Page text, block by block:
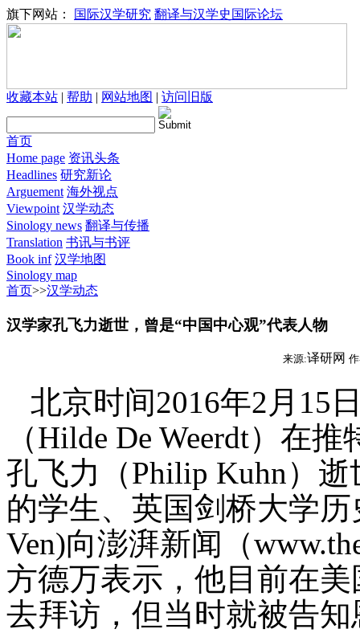
旗下网站： 国际汉学研究 翻译与汉学史国际论坛
收藏本站 | 帮助 | 网站地图 | 访问旧版
首页
Home page 资讯头条
Headlines 研究新论
Arguement 海外视点
Viewpoint 汉学动态
Sinology news 翻译与传播
Translation 书讯与书评
Book inf 汉学地图
Sinology map
首页>>汉学动态
汉学家孔飞力逝世，曾是“中国中心观”代表人物
来源:译研网
北京时间2016年2月15
（Hilde De Weerdt）在
孔飞力（Philip Kuhn）
的学生、英国剑桥大学历
Ven)向澎湃新闻（
方德万表示，他目前在
去拜访，但当时就被告